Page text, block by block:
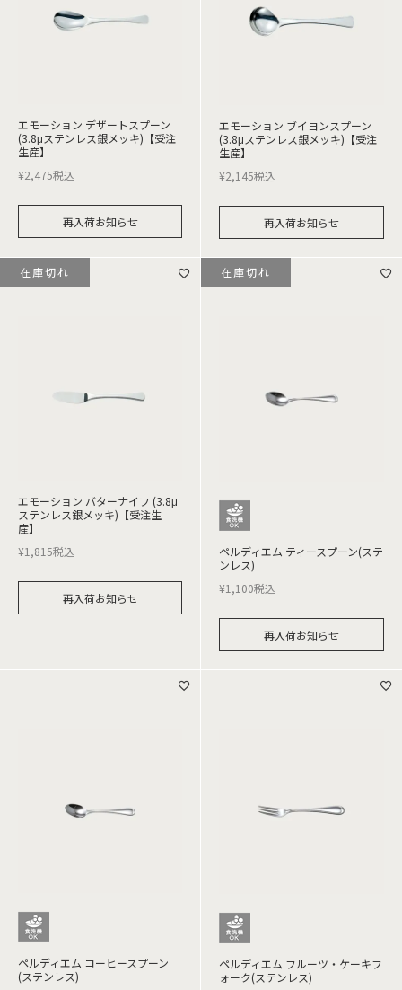
エモーション デザートスプーン
(3.8μステンレス銀メッキ)【受注
生産】
¥2,475税込
再入荷お知らせ
エモーション ブイヨンスプーン
(3.8μステンレス銀メッキ)【受注
生産】
¥2,145税込
再入荷お知らせ
エモーション バターナイフ (3.8μ
ステンレス銀メッキ)【受注生
産】
¥1,815税込
再入荷お知らせ
在庫切れ
ペルディエム ティースプーン(ステ
ンレス)
¥1,100税込
再入荷お知らせ
在庫切れ
ペルディエム コーヒースプーン
(ステンレス)
ペルディエム フルーツ・ケーキフ
ォーク(ステンレス)